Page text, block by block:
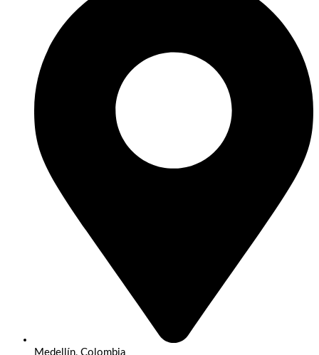
Medellín, Colombia